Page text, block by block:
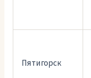
Пятигорск